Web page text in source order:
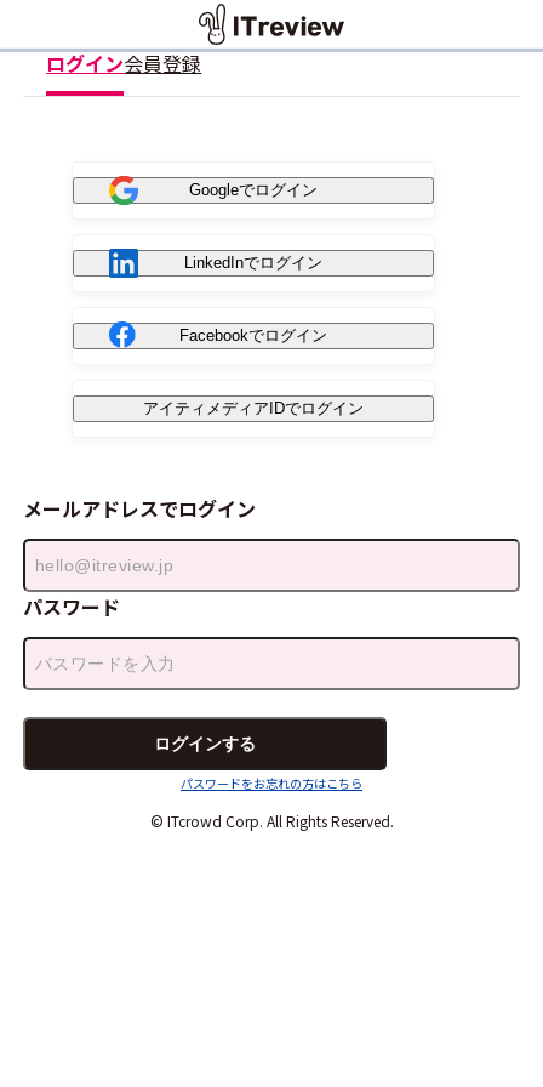
ログイン会員登録
Googleでログイン
LinkedInでログイン
Facebookでログイン
アイティメディアIDでログイン
メールアドレスでログイン
パスワード
パスワードをお忘れの方はこちら
© ITcrowd Corp. All Rights Reserved.